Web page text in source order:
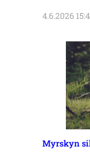
4.6.2026
Myrskyn